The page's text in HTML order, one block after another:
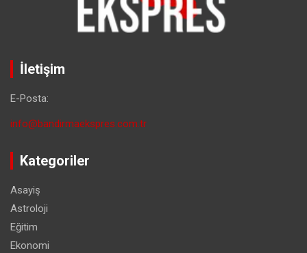
İletişim
E-Posta:
info@bandirmaekspres.com.tr
Kategoriler
Asayiş
Astroloji
Eğitim
Ekonomi